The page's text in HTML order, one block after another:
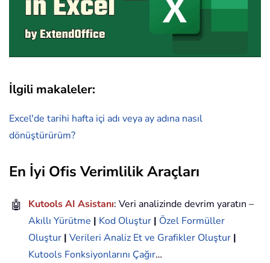
İlgili makaleler:
Excel'de tarihi hafta içi adı veya ay adına nasıl
dönüştürürüm?
En İyi Ofis Verimlilik Araçları
🤖 Kutools AI Asistanı: Veri analizinde devrim yaratın –
Akıllı Yürütme | Kod Oluştur | Özel Formüller
Oluştur | Verileri Analiz Et ve Grafikler Oluştur |
Kutools Fonksiyonlarını Çağır…